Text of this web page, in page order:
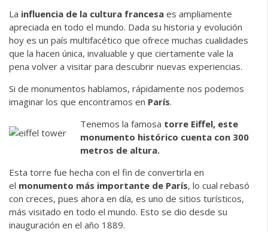
La influencia de la cultura francesa es ampliamente
apreciada en todo el mundo. Dada su historia y evolución
hoy es un país multifacético que ofrece muchas cualidades
que la hacen única, invaluable y que ciertamente vale la
pena volver a visitar para descubrir nuevas experiencias.
Si de monumentos hablamos, rápidamente nos podemos
imaginar los que encontramos en París.
Tenemos la famosa torre Eiffel, este
monumento histórico cuenta con 300
metros de altura.
Esta torre fue hecha con el fin de convertirla en
el monumento más importante de París, lo cual rebasó
con creces, pues ahora en día, es uno de sitios turísticos,
más visitado en todo el mundo. Esto se dio desde su
inauguración en el año 1889.